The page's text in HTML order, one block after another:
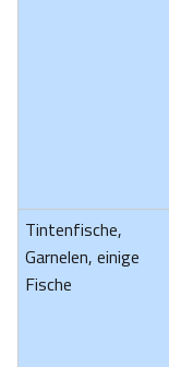
Tintenfische,
Garnelen, einige
Fische